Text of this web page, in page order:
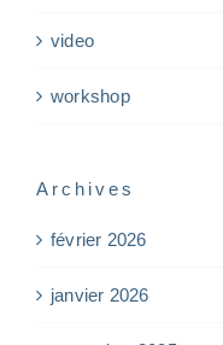
video
workshop
Archives
février 2026
janvier 2026